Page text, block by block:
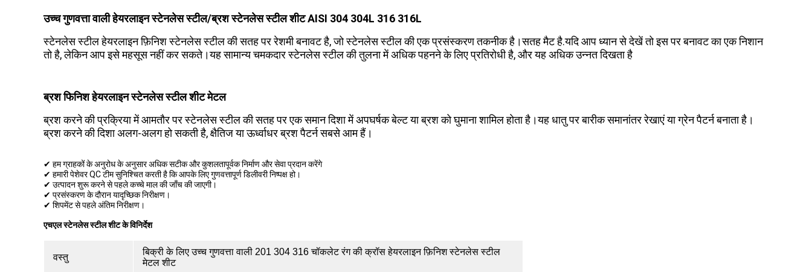
उच्च गुणवत्ता वाली हेयरलाइन स्टेनलेस स्टील/ब्रश स्टेनलेस स्टील शीट AISI 304 304L 316 316L
स्टेनलेस स्टील हेयरलाइन फ़िनिश स्टेनलेस स्टील की सतह पर रेशमी बनावट है, जो स्टेनलेस स्टील की एक प्रसंस्करण तकनीक है।सतह मैट है.यदि आप ध्यान से देखें तो इस पर बनावट का एक निशान
तो है, लेकिन आप इसे महसूस नहीं कर सकते।यह सामान्य चमकदार स्टेनलेस स्टील की तुलना में अधिक पहनने के लिए प्रतिरोधी है, और यह अधिक उन्नत दिखता है
ब्रश फिनिश हेयरलाइन स्टेनलेस स्टील शीट मेटल
ब्रश करने की प्रक्रिया में आमतौर पर स्टेनलेस स्टील की सतह पर एक समान दिशा में अपघर्षक बेल्ट या ब्रश को घुमाना शामिल होता है।यह धातु पर बारीक समानांतर रेखाएं या ग्रेन पैटर्न बनाता है।
ब्रश करने की दिशा अलग-अलग हो सकती है, क्षैतिज या ऊर्ध्वाधर ब्रश पैटर्न सबसे आम हैं।
✔ हम ग्राहकों के अनुरोध के अनुसार अधिक सटीक और कुशलतापूर्वक निर्माण और सेवा प्रदान करेंगे
✔ हमारी पेशेवर QC टीम सुनिश्चित करती है कि आपके लिए गुणवत्तापूर्ण डिलीवरी निष्पक्ष हो।
✔ उत्पादन शुरू करने से पहले कच्चे माल की जाँच की जाएगी।
✔ प्रसंस्करण के दौरान यादृच्छिक निरीक्षण।
✔ शिपमेंट से पहले अंतिम निरीक्षण।
एचएल स्टेनलेस स्टील शीट के विनिर्देश
वस्तु
बिक्री के लिए उच्च गुणवत्ता वाली 201 304 316 चॉकलेट रंग की क्रॉस हेयरलाइन फ़िनिश स्टेनलेस स्टील
मेटल शीट